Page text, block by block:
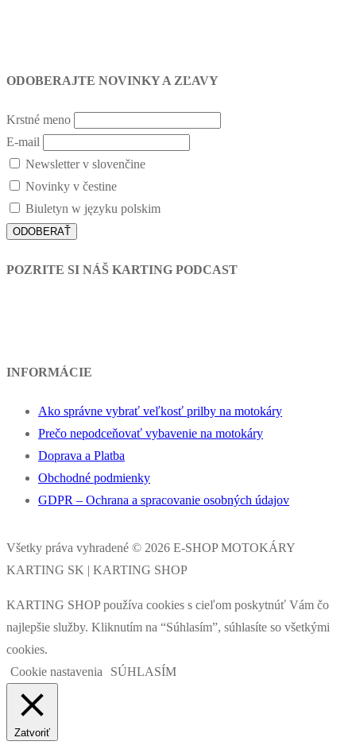
ODOBERAJTE NOVINKY A ZĽAVY
Krstné meno
E-mail
Newsletter v slovenčine
Novinky v čestine
Biuletyn w języku polskim
POZRITE SI NÁŠ KARTING PODCAST
INFORMÁCIE
Ako správne vybrať veľkosť prilby na motokáry
Prečo nepodceňovať vybavenie na motokáry
Doprava a Platba
Obchodné podmienky
GDPR – Ochrana a spracovanie osobných údajov
Všetky práva vyhradené © 2026 E-SHOP MOTOKÁRY
KARTING SK | KARTING SHOP
KARTING SHOP používa cookies s cieľom poskytnúť Vám čo
najlepšie služby. Kliknutím na “Súhlasím”, súhlasíte so všetkými
cookies.
Cookie nastavenia
SÚHLASÍM
Zatvoriť